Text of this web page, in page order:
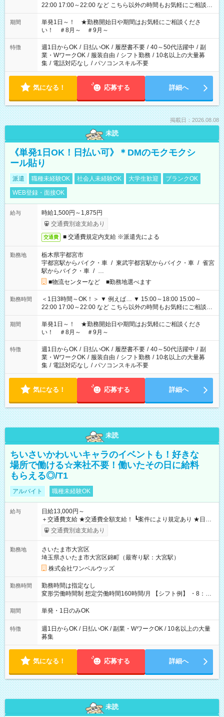
22:00 17:00～22:00 など こちら以外の時間もお気軽にご相談く
ださい！
期間
単発1日～！ ★勤務開始日や期間はお気軽にご相談くださ
い！ ＃8月～ ＃9月～
特徴 週1日からOK / 日払いOK / 履歴書不要 / 40～50代活躍中 / 副
業・WワークOK / 服装自由 / シフト勤務 / 10名以上の大量募
集 / 電話対応なし / パソコンスキル不要
気になる！ 応募する 詳細へ
掲載日：2026.08.08
未読
《単発1日OK！日払い可》＊DMのモクモクシ
ール貼り
派遣 職種未経験OK 社会人未経験OK 大学生歓迎
ブランクOK
WEB登録・面接OK
給与
時給1,500円～1,875円
交通費別途支給あり
交通費 ■ 交通費規定内支給 ※派遣先による
勤務地
栃木県宇都宮市
宇都宮駅からバイク・車 / 東武宇都宮駅からバイク・車 / 雀宮
駅からバイク・車 / …
■物流センターなど ■勤務地選べます
勤務時間
＜1日3時間～OK！＞ ▼ 例えば… ▼ 15:00～18:00 15:00～
22:00 17:00～22:00 など こちら以外の時間もお気軽にご相談く
ださい！
期間
単発1日～！ ★勤務開始日や期間はお気軽にご相談くださ
い！ ＃8月～ ＃9月～
特徴 週1日からOK / 日払いOK / 履歴書不要 / 40～50代活躍中 / 副
業・WワークOK / 服装自由 / シフト勤務 / 10名以上の大量募
集 / 電話対応なし / パソコンスキル不要
気になる！ 応募する 詳細へ
未読
ちいさいかわいいキャラのイベントも！好きな
場所で働ける☆来社不要！働いたその日に給料
もらえる◎/T1
アルバイト 職種未経験OK
給与
日給13,000円～
＋交通費支給 ★交通費全額支給！ ┗案件により規定あり ★日払
いOK！（規定あり） ┗働いたその日に現金GET♪ お仕事後はコ
ンビニATMから 日払い分を引き落とせます！ 【試用期間】試
交通費別途支給あり
勤務地
さいたま市大宮区
埼玉県さいたま市大宮区錦町（最寄り駅：大宮駅）
株式会社ワンベルウッズ
勤務時間
勤務時間は指定なし
変形労働時間制 想定労働時間160時間/月 【シフト例】 ・8：00
～21：00
期間 単発・1日のみOK
特徴
週1日からOK / 日払いOK / 副業・WワークOK / 10名以上の大量
募集
気になる！ 応募する 詳細へ
未読